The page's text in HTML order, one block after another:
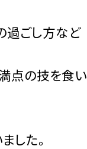
過ごし方など
点の技を食い
した。